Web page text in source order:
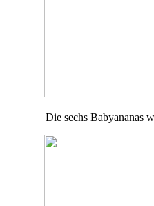
Die sechs Babyananas